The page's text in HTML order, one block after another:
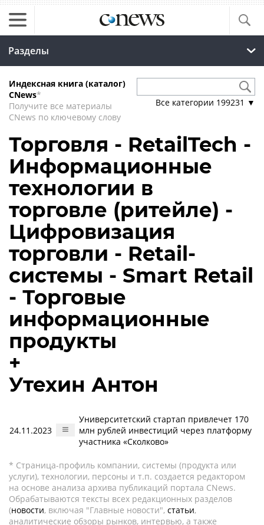
Разделы
Индексная книга (каталог)
CNews*
Получите все материалы
CNews по ключевому слову
Все категории 199231 ▼
Торговля - RetailTech -
Информационные
технологии в
торговле (ритейле) -
Цифровизация
торговли - Retail-
системы - Smart Retail
- Торговые
информационные
продукты
+
Утехин Антон
24.11.2023
Университетский стартап привлечет 170
млн рублей инвестиций через платформу
участника «Сколково»
* Страница-профиль компании, системы (продукта или
услуги), технологии, персоны и т.п. создается редактором
на основе анализа архива публикаций портала CNews.
Обрабатываются тексты всех редакционных разделов
(новости, включая "Главные новости", статьи,
аналитические обзоры рынков, интервью, а также